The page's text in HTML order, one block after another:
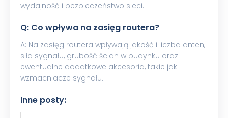
wydajność i bezpieczeństwo sieci.
Q: Co wpływa na zasięg routera?
A: Na zasięg routera wpływają jakość i liczba anten,
siła sygnału, grubość ścian w budynku oraz
ewentualne dodatkowe akcesoria, takie jak
wzmacniacze sygnału.
Inne posty: